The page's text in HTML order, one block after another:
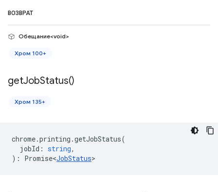
ВОЗВРАТ
Обещание<void>
Хром 100+
getJobStatus()
Хром 135+
chrome.printing .getJobStatus(
jobId : string,
) : Promise<JobStatus>